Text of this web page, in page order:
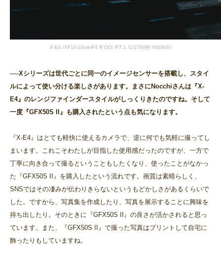
X-E4 /XF10-24mmF4 R OIS /F7.1 /1/2700秒 /ISO640
──Xシリーズは世代ごとに同一のイメージセンサーを搭載し、スタイ
ルによって使い分ける楽しさがあります。まさにNocchiさんは『X-
E4』のレンジファインダースタイルがしっくりきたのですね。そして
一度『GFX50S II』も購入されたという点も気になります。
『X-E4』はとても軽快に使えるカメラで、逆に何でも気軽に撮ってし
まいます。これこそわたしが目指した使用感だったのですが、一方で
丁寧に向き合って撮るということもしたくなり、使ったことがなかっ
た『GFX50S II』を購入したという流れです。画質は素晴らしく、
SNSではその凄みが伝わりきらないというもどかしさがあるくらいで
した。ですから、写真集を作成したり、写真を展示することに興味を
持ち出したり。そのときに『GFX50S II』の良さが活かされると思っ
ています。また、『GFX50S II』で撮った写真はプリントして自宅に
飾ったりもしていますね。